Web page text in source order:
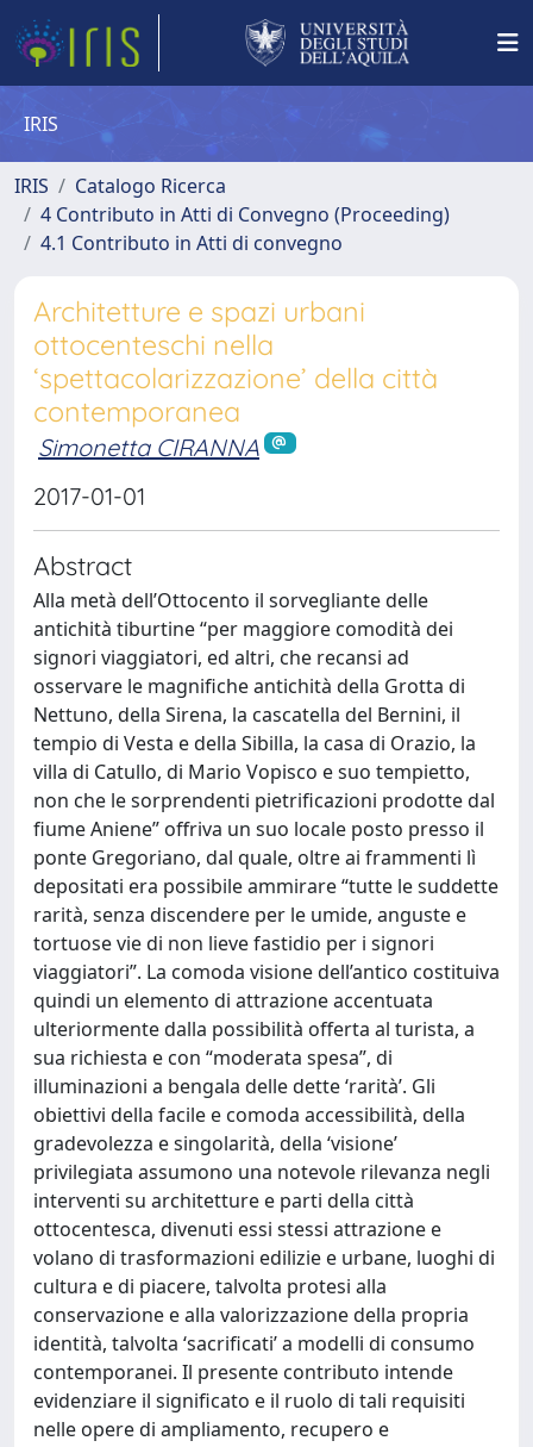
IRIS
IRIS
Catalogo Ricerca
4 Contributo in Atti di Convegno (Proceeding)
4.1 Contributo in Atti di convegno
Architetture e spazi urbani
ottocenteschi nella
‘spettacolarizzazione’ della città
contemporanea
Simonetta CIRANNA
2017-01-01
Abstract
Alla metà dell’Ottocento il sorvegliante delle
antichità tiburtine “per maggiore comodità dei
signori viaggiatori, ed altri, che recansi ad
osservare le magnifiche antichità della Grotta di
Nettuno, della Sirena, la cascatella del Bernini, il
tempio di Vesta e della Sibilla, la casa di Orazio, la
villa di Catullo, di Mario Vopisco e suo tempietto,
non che le sorprendenti pietrificazioni prodotte dal
fiume Aniene” offriva un suo locale posto presso il
ponte Gregoriano, dal quale, oltre ai frammenti lì
depositati era possibile ammirare “tutte le suddette
rarità, senza discendere per le umide, anguste e
tortuose vie di non lieve fastidio per i signori
viaggiatori”. La comoda visione dell’antico costituiva
quindi un elemento di attrazione accentuata
ulteriormente dalla possibilità offerta al turista, a
sua richiesta e con “moderata spesa”, di
illuminazioni a bengala delle dette ‘rarità’. Gli
obiettivi della facile e comoda accessibilità, della
gradevolezza e singolarità, della ‘visione’
privilegiata assumono una notevole rilevanza negli
interventi su architetture e parti della città
ottocentesca, divenuti essi stessi attrazione e
volano di trasformazioni edilizie e urbane, luoghi di
cultura e di piacere, talvolta protesi alla
conservazione e alla valorizzazione della propria
identità, talvolta ‘sacrificati’ a modelli di consumo
contemporanei. Il presente contributo intende
evidenziare il significato e il ruolo di tali requisiti
nelle opere di ampliamento, recupero e